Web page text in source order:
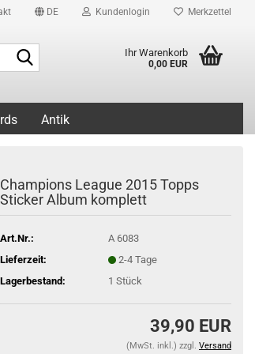
DE Kundenlogin Merkzettel
Ihr Warenkorb
0,00 EUR
Antik
Champions League 2015 Topps
Sticker Album komplett
Art.Nr.:
A 6083
Lieferzeit:
2-4 Tage
Lagerbestand:
1 Stück
39,90 EUR
(MwSt. inkl.) zzgl. Versand